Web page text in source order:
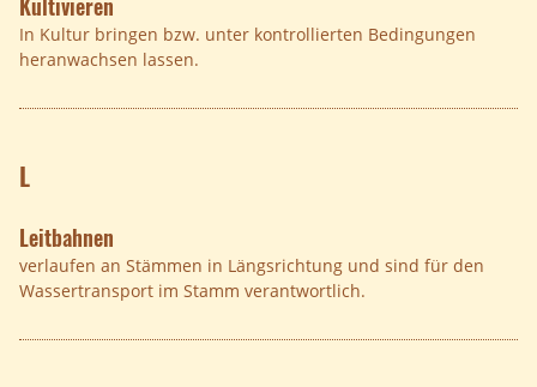
Kultivieren
In Kultur bringen bzw. unter kontrollierten Bedingungen
heranwachsen lassen.
L
Leitbahnen
verlaufen an Stämmen in Längsrichtung und sind für den
Wassertransport im Stamm verantwortlich.